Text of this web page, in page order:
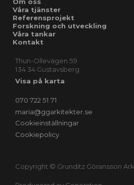
Om oss
Våra tjänster
Referensprojekt
Forskning och utveckling
Våra tankar
Kontakt
Thun-Ollevägen 59
134 34 Gustavsberg
Visa på karta
070 722 51 71
maria@ggarkitekter.se
Cookieinställningar
Cookiepolicy
Copyright © Grunditz Göransson